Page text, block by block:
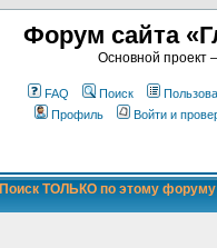
Форум сайта
Основной проект
FAQ Поиск
Профиль
Войти и
Поиск ТОЛЬКО по этому